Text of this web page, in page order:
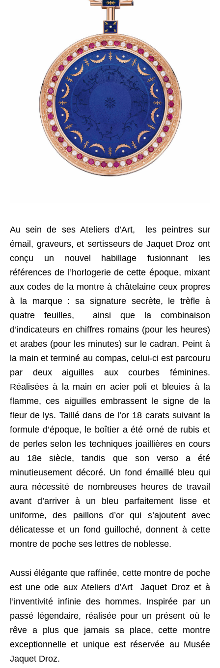
Au sein de ses Ateliers d’Art, les peintres sur
émail, graveurs, et sertisseurs de Jaquet Droz ont
conçu un nouvel habillage fusionnant les
références de l’horlogerie de cette époque, mixant
aux codes de la montre à châtelaine ceux propres
à la marque : sa signature secrète, le trèfle à
quatre feuilles, ainsi que la combinaison
d’indicateurs en chiffres romains (pour les heures)
et arabes (pour les minutes) sur le cadran. Peint à
la main et terminé au compas, celui-ci est parcouru
par deux aiguilles aux courbes féminines.
Réalisées à la main en acier poli et bleuies à la
flamme, ces aiguilles embrassent le signe de la
fleur de lys. Taillé dans de l’or 18 carats suivant la
formule d’époque, le boîtier a été orné de rubis et
de perles selon les techniques joaillières en cours
au 18e siècle, tandis que son verso a été
minutieusement décoré. Un fond émaillé bleu qui
aura nécessité de nombreuses heures de travail
avant d’arriver à un bleu parfaitement lisse et
uniforme, des paillons d’or qui s’ajoutent avec
délicatesse et un fond guilloché, donnent à cette
montre de poche ses lettres de noblesse.
Aussi élégante que raffinée, cette montre de poche
est une ode aux Ateliers d’Art Jaquet Droz et à
l’inventivité infinie des hommes. Inspirée par un
passé légendaire, réalisée pour un présent où le
rêve a plus que jamais sa place, cette montre
exceptionnelle et unique est réservée au Musée
Jaquet Droz.